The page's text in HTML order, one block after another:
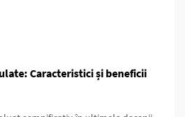
Caracteristici și beneficii